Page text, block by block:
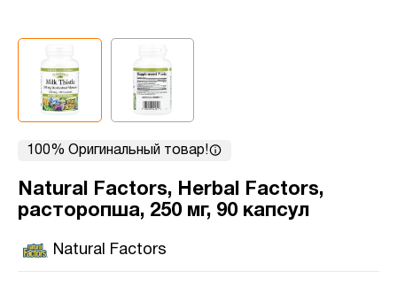
100% Оригинальный товар!
Natural Factors, Herbal Factors,
расторопша, 250 мг, 90 капсул
Natural Factors